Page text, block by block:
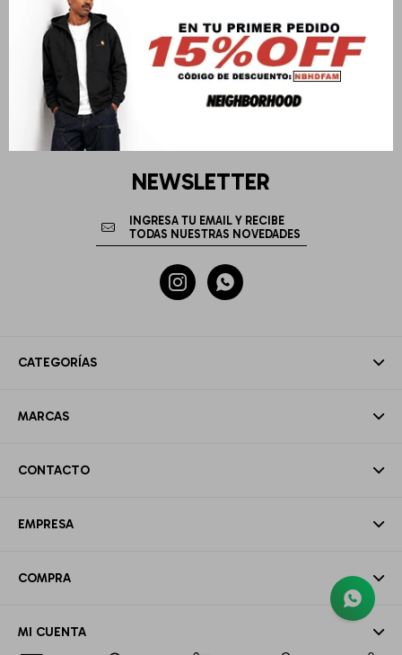
CATEGORÍAS
MARCAS
CONTACTO
EMPRESA
COMPRA
MI CUENTA
NEWSLETTER
 